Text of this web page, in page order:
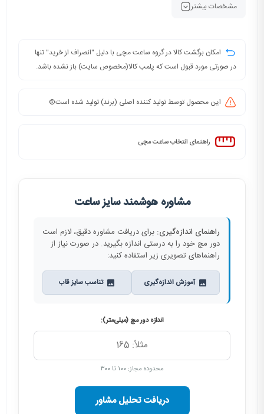
مشخصات بیشتر
امکان برگشت کالا در گروه ساعت مچی با دلیل "انصراف از خرید" تنها
در صورتی مورد قبول است که پلمب کالا(مخصوص سایت) باز نشده باشد.
این محصول توسط تولید کننده اصلی (برند) تولید شده است©️
راهنمای انتخاب ساعت مچی
مشاوره هوشمند سایز ساعت
راهنمای اندازه‌گیری: برای دریافت مشاوره دقیق، لازم است
دور مچ خود را به درستی اندازه بگیرید. در صورت نیاز از
راهنماهای تصویری زیر استفاده کنید:
آموزش اندازه‌گیری تناسب سایز قاب
اندازه دور مچ (میلی‌متر):
محدوده مجاز: ۱۰۰ تا ۳۰۰
دریافت تحلیل مشاور